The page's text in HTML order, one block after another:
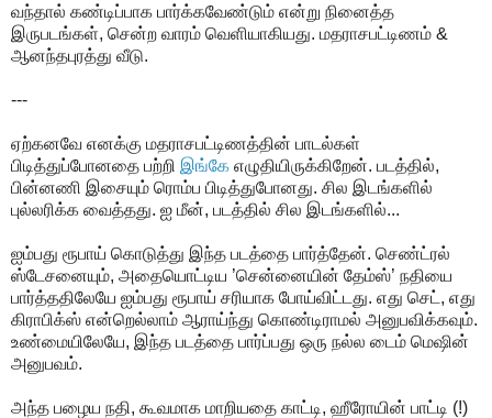
வந்தால் கண்டிப்பாக பார்க்கவேண்டும் என்று நினைத்த
இருபடங்கள், சென்ற வாரம் வெளியாகியது. மதராசபட்டிணம் &
ஆனந்தபுரத்து வீடு.
---
ஏற்கனவே எனக்கு மதராசபட்டிணத்தின் பாடல்கள்
பிடித்துப்போனதை பற்றி இங்கே எழுதியிருக்கிறேன். படத்தில்,
பின்னணி இசையும் ரொம்ப பிடித்துபோனது. சில இடங்களில்
புல்லரிக்க வைத்தது. ஐ மீன், படத்தில் சில இடங்களில்...
ஐம்பது ரூபாய் கொடுத்து இந்த படத்தை பார்த்தேன். செண்ட்ரல்
ஸ்டேசனையும், அதையொட்டிய ’சென்னையின் தேம்ஸ்’ நதியை
பார்த்ததிலேயே ஐம்பது ரூபாய் சரியாக போய்விட்டது. எது செட், எது
கிராபிக்ஸ் என்றெல்லாம் ஆராய்ந்து கொண்டிராமல் அனுபவிக்கவும்.
உண்மையிலேயே, இந்த படத்தை பார்ப்பது ஒரு நல்ல டைம் மெஷின்
அனுபவம்.
அந்த பழைய நதி, கூவமாக மாறியதை காட்டி, ஹீரோயின் பாட்டி (!)